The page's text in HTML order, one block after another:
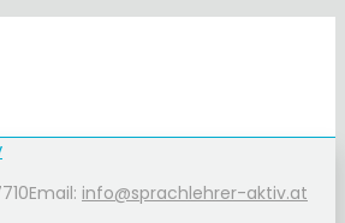
Email: info@sprachlehrer-aktiv.at